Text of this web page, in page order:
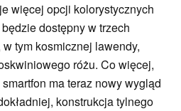
więcej opcji kolorystycznych
dostępny w trzech
tym kosmicznej lawendy,
różu. Co więcej,
ma teraz nowy wygląd
konstrukcja tylnego